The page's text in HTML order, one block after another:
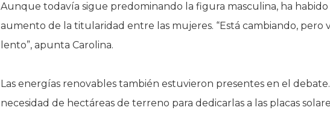
Aunque todavía sigue predominando la figura masculina, ha
aumento de la titularidad entre las mujeres. “Está cambiando, pero
lento”, apunta Carolina.
Las energías renovables también estuvieron presentes en el debate.
necesidad de hectáreas de terreno para dedicarlas a las placas